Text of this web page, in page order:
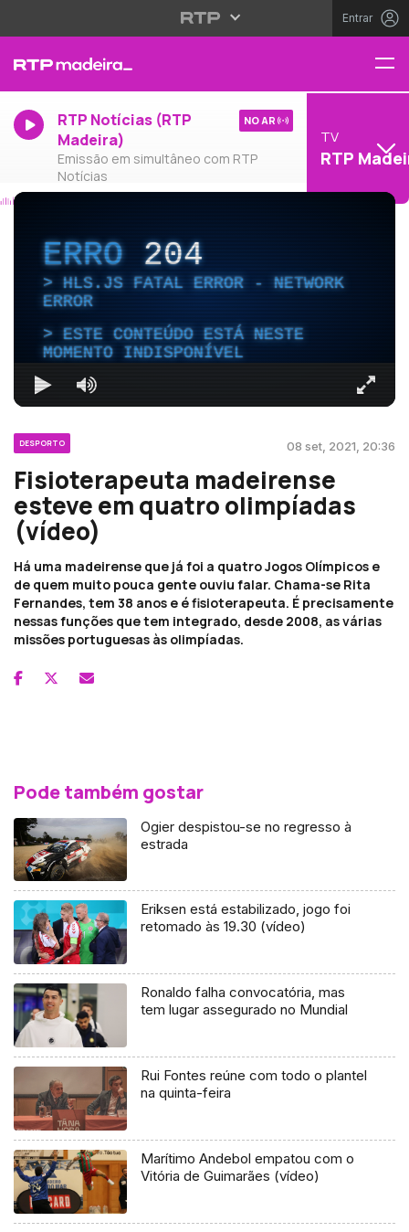
Entrar
RTP Notícias (RTP
Madeira)
Emissão em simultâneo com RTP
Notícias
NO AR
TV
RTP
ERRO204
HLS.JS FATAL ERROR - NETWORK
ERROR
ESTE CONTEÚDO ESTÁ NESTE
MOMENTO INDISPONÍVEL
DESPORTO 08 set, 2021, 20:36
Fisioterapeuta madeirense
esteve em quatro olimpíadas
(vídeo)
Há uma madeirense que já foi a quatro Jogos Olímpicos e
de quem muito pouca gente ouviu falar. Chama-se Rita
Fernandes, tem 38 anos e é fisioterapeuta. É precisamente
nessas funções que tem integrado, desde 2008, as várias
missões portuguesas às olimpíadas.
Pode também gostar
Ogier despistou-se no regresso à
estrada
Eriksen está estabilizado, jogo foi
retomado às 19.30 (vídeo)
Ronaldo falha convocatória, mas
tem lugar assegurado no Mundial
Rui Fontes reúne com todo o plantel
na quinta-feira
Marítimo Andebol empatou com o
Vitória de Guimarães (vídeo)